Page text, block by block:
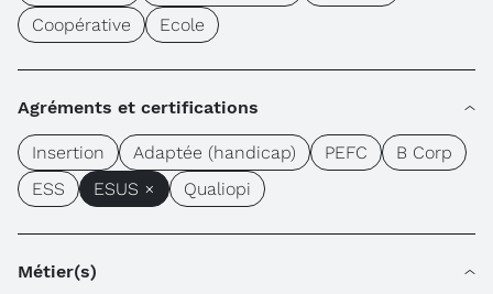
Coopérative
Ecole
Agréments et certifications
Insertion Adaptée (handicap) PEFC
B Corp
ESS
ESUS × Qualiopi
Métier(s)